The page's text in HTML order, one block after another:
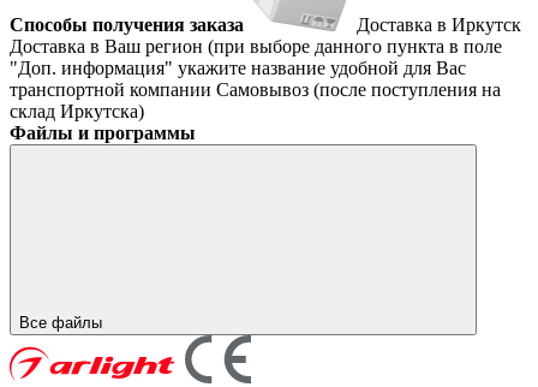
Способы получения заказа
Доставка в Иркутск
Доставка в Ваш регион (при выборе данного пункта в поле
"Доп. информация" укажите название удобной для Вас
транспортной компании Самовывоз (после поступления на
склад Иркутска)
Файлы и программы
Все файлы